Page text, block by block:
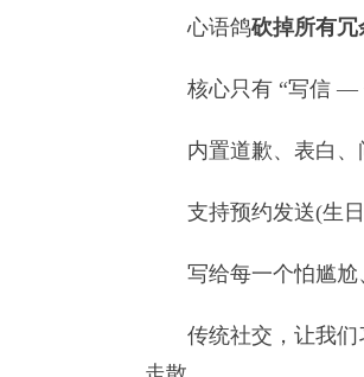
心语鸽砍掉所有冗
核心只有 “写信 —
内置道歉、表白、
支持预约发送(生日
写给每一个怕尴尬
传统社交，让我们习